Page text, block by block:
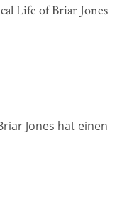
Life of Briar Jones
Jones hat einen